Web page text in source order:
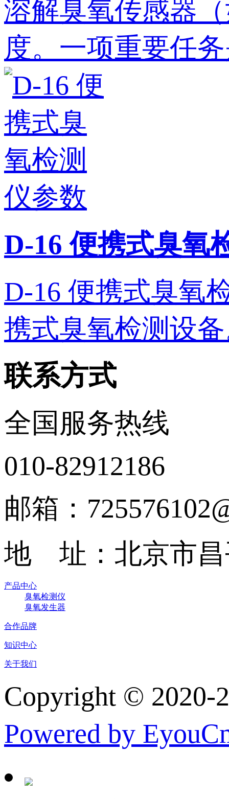
溶解臭氧传感器
度。一项重要任
D-16 便携式臭氧
D-16 便携式臭氧
携式臭氧检测设
联系方式
全国服务热线
010-82912186
邮箱：
地 址：北京市昌
产品中心
臭氧检测仪
臭氧发生器
合作品牌
知识中心
关于我们
Copyright ©
Powered by